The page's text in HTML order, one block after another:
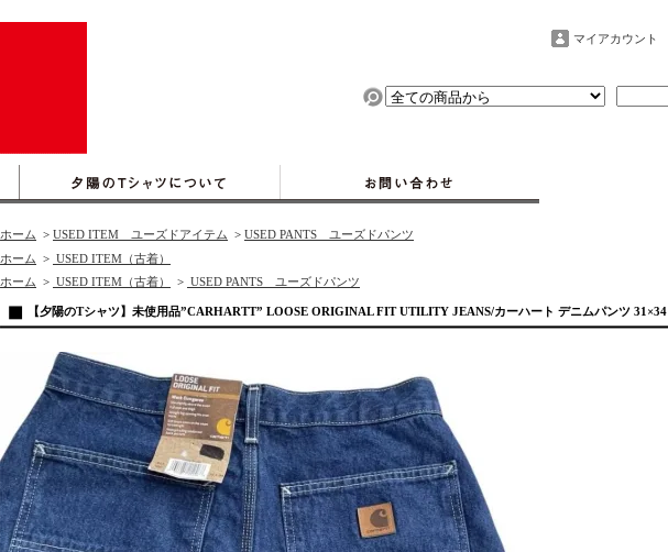
マイアカウント
ホーム > USED ITEM ユーズドアイテム > USED PANTS ユーズドパンツ
ホーム > USED ITEM（古着）
ホーム > USED ITEM（古着） > USED PANTS ユーズドパンツ
【夕陽のTシャツ】未使用品”CARHARTT” LOOSE ORIGINAL FIT UTILITY JEANS/カーハート デニムパンツ 31×34